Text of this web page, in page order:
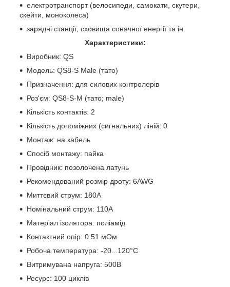
електротранспорт (велосипеди, самокати, скутери,
скейти, моноколеса)
зарядні станції, сховища сонячної енергії та ін.
Характеристики:
Виробник: QS
Модель: QS8-S Мale (тато)
Призначення: для силових контролерів
Роз'єм: QS8-S-M (тато; male)
Кількість контактів: 2
Кількість допоміжних (сигнальних) ліній: 0
Монтаж: на кабель
Спосіб монтажу: пайка
Провідник: позолочена латунь
Рекомендований розмір дроту: 6AWG
Миттєвий струм: 180А
Номінальний струм: 110А
Матеріал ізолятора: поліамід
Контактний опір: 0.51 мОм
Робоча температура: -20...120°C
Витримувана напруга: 500В
Ресурс: 100 циклів